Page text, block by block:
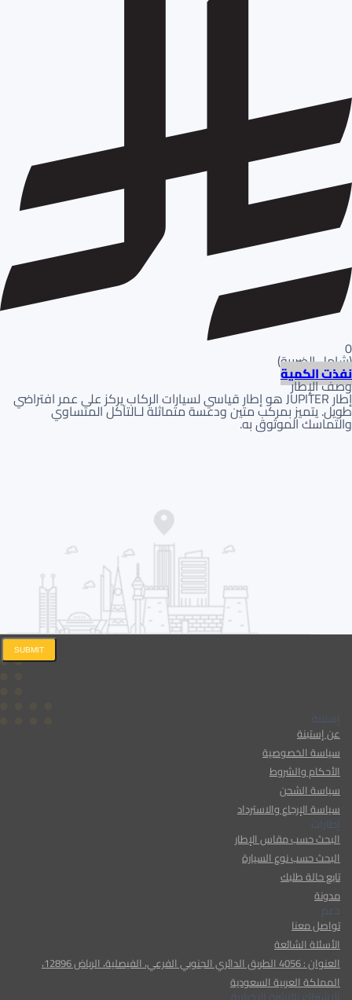
0
(شامل الضريبة)
نفذت الكمية
وصف الإطار
إطار JUPITER هو إطار قياسي لسيارات الركاب يركز على عمر افتراضي
طويل. يتميز بمركب متين ودعسة متماثلة لـالتآكل المتساوي
والتماسك الموثوق به.
إستبنة
عن إستبنة
سياسة الخصوصية
الأحكام والشروط
سياسة الشحن
سياسة الإرجاع والاسترداد
إطارات
البحث حسب مقاس الإطار
البحث حسب نوع السيارة
تابع حالة طلبك
مدونة
دعم
تواصل معنا
الأسئلة الشائعة
العنوان : 4056 الطريق الدائري الجنوبي الفرعي، الفيصلية، الرياض 12896،
المملكة العربية السعودية
SUBMIT